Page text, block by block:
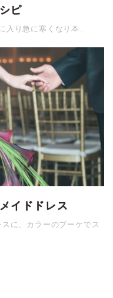
ピ
入り急に寒くなり本...
イドドレス
に、カラーのブーケでス